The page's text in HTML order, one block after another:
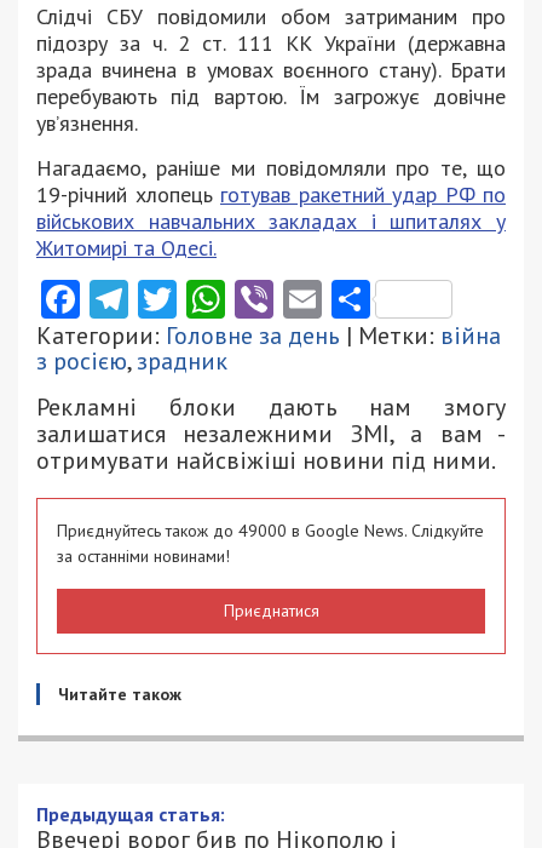
Слідчі СБУ повідомили обом затриманим про
підозру за ч. 2 ст. 111 КК України (державна
зрада вчинена в умовах воєнного стану). Брати
перебувають під вартою. Їм загрожує довічне
ув’язнення.
Нагадаємо, раніше ми повідомляли про те, що
19-річний хлопець готував ракетний удар РФ по
військових навчальних закладах і шпиталях у
Житомирі та Одесі.
Facebook
Telegram
Twitter
WhatsApp
ViberEmail
Категории: Головне за день | Метки: війна
з росією,зрадник
Рекламні блоки дають нам змогу
залишатися незалежними ЗМІ, а вам -
отримувати найсвіжіші новини під ними.
Приєднуйтесь також до 49000 в Google News. Слідкуйте
за останніми новинами!
Приєднатися
Читайте також
Предыдущая статья:
Ввечері ворог бив по Нікополю і